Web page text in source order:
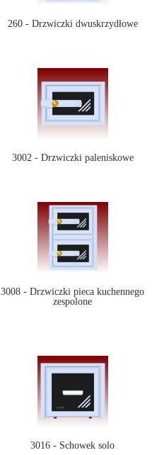
260 - Drzwiczki dwuskrzydłowe
3002 - Drzwiczki paleniskowe
3008 - Drzwiczki pieca kuchennego
zespolone
3016 - Schowek solo